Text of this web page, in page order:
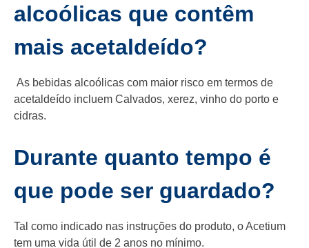
alcoólicas que contêm
mais acetaldeído?
As bebidas alcoólicas com maior risco em termos de
acetaldeído incluem Calvados, xerez, vinho do porto e
cidras.
Durante quanto tempo é
que pode ser guardado?
Tal como indicado nas instruções do produto, o Acetium
tem uma vida útil de 2 anos no mínimo.